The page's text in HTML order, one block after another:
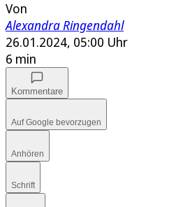
Von
Alexandra Ringendahl
26.01.2024, 05:00 Uhr
6 min
Kommentare
Auf Google bevorzugen
Anhören
Schrift